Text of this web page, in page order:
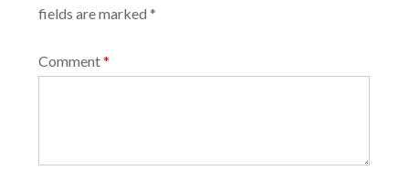
fields are marked *
Comment*